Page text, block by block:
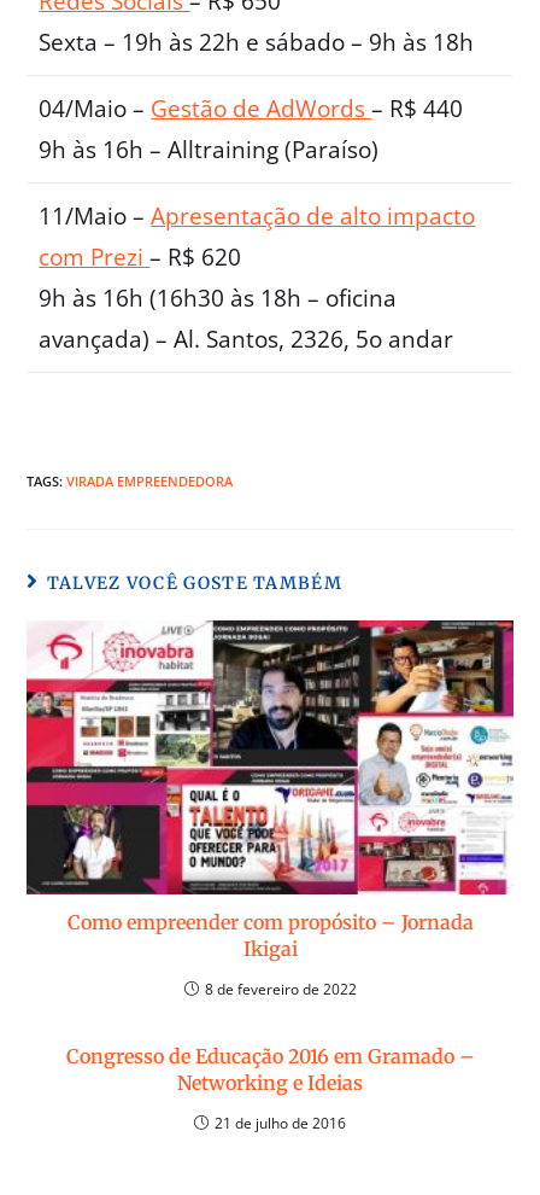
Sexta – 19h às 22h e sábado – 9h às 18h
04/Maio – Gestão de AdWords– R$ 440
9h às 16h – Alltraining (Paraíso)
11/Maio –Apresentação de alto impacto
com Prezi– R$ 620
9h às 16h (16h30 às 18h – oficina
avançada) – Al. Santos, 2326, 5o andar
TAGS:VIRADA EMPREENDEDORA
TALVEZ VOCÊ GOSTE TAMBÉM
Como empreender com propósito – Jornada
Ikigai
8 de fevereiro de 2022
Congresso de Educação 2016 em Gramado –
Networking e Ideias
21 de julho de 2016